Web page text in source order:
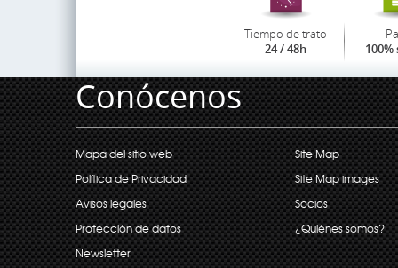
Tiempo de trato
24 / 48h 100%
Conócenos
Mapa del sitio web
Política de Privacidad
Avisos legales
Protección de datos
Newsletter
Site Map
Site Map images
Socios
¿Quiénes somos?